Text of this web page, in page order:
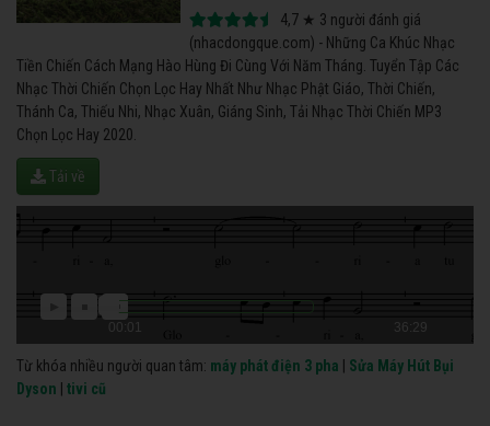
4,7 ★ 3 người đánh giá
(nhacdongque.com) - Những Ca Khúc Nhạc
Tiền Chiến Cách Mạng Hào Hùng Đi Cùng Với Năm Tháng. Tuyển Tập Các
Nhạc Thời Chiến Chọn Lọc Hay Nhất Như Nhạc Phật Giáo, Thời Chiến,
Thánh Ca, Thiếu Nhi, Nhạc Xuân, Giáng Sinh, Tải Nhạc Thời Chiến MP3
Chọn Lọc Hay 2020.
Tải về
00:01 36:29
Từ khóa nhiều người quan tâm: máy phát điện 3 pha
Sửa Máy Hút Bụi
Dyson
tivi cũ